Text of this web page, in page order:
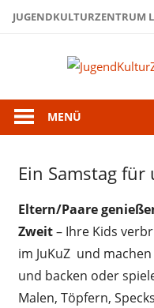
ZumJUGENDKULTURZENTRUM
MENÜ
Familien
Ein Samstag für
Eltern/Paare
Zweit– Ihre Kids
im JuKuZ und
und backen oder
Malen, Töpfern,